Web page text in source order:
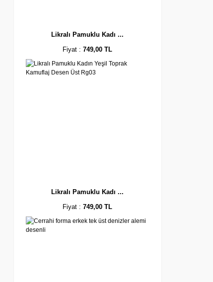
Likralı Pamuklu Kadı ...
Fiyat :749,00 TL
Likralı Pamuklu Kadı ...
Fiyat :749,00 TL